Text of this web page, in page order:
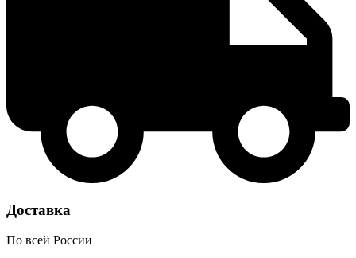
Доставка
По всей России